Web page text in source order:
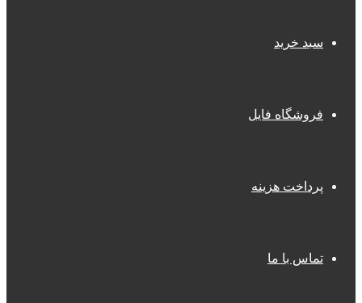
سبد خرید
فروشگاه فایل
پرداخت هزینه
تماس با ما